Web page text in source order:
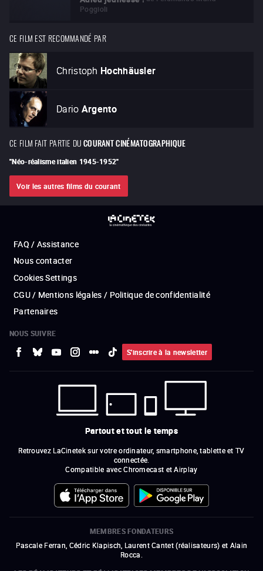
Poggioli
CE FILM EST RECOMMANDÉ PAR
Christoph Hochhäusler
Dario Argento
CE FILM FAIT PARTIE DUCOURANT CINÉMATOGRAPHIQUE
"Néo-réalisme italien 1945-1952"
Voir les autres films du courant
FAQ / Assistance
Nous contacter
Cookies Settings
CGU / Mentions légales / Politique de confidentialité
Partenaires
NOUS SUIVRE
S'inscrire à la newsletter
Partout et tout le temps
Retrouvez LaCinetek sur votre ordinateur, smartphone, tablette et TV
connectée.
Compatible avec Chromecast et Airplay
MEMBRES FONDATEURS
Pascale Ferran, Cédric Klapisch, Laurent Cantet (réalisateurs) et Alain
Rocca.